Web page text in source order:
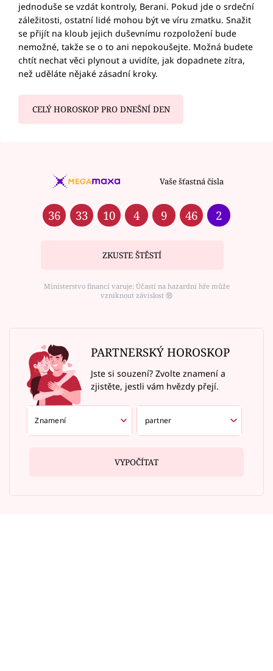
jednoduše se vzdát kontroly, Berani. Pokud jde o srdeční
záležitosti, ostatní lidé mohou být ve víru zmatku. Snažit
se přijít na kloub jejich duševnímu rozpoložení bude
nemožné, takže se o to ani nepokoušejte. Možná budete
chtít nechat věci plynout a uvidíte, jak dopadnete zítra,
než uděláte nějaké zásadní kroky.
CELÝ HOROSKOP PRO DNEŠNÍ DEN
Vaše šťastná čísla
36 33 10 4 9 46 2
ZKUSTE ŠTĚSTÍ
Ministerstvo financí varuje: Účastí na hazardní hře může
vzniknout závislost ⑱
PARTNERSKÝ HOROSKOP
Jste si souzení? Zvolte znamení a
zjistěte, jestli vám hvězdy přejí.
VYPOČÍTAT